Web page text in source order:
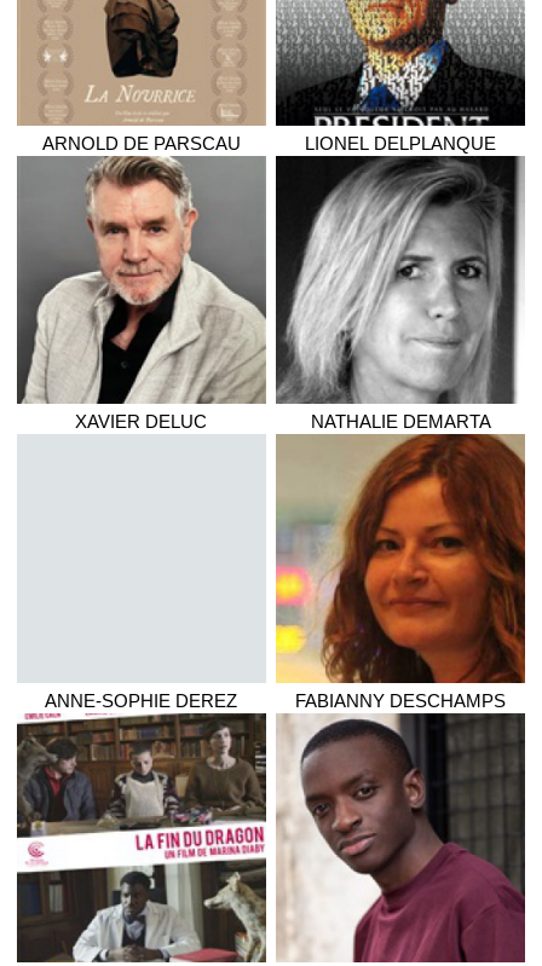
ARNOLD DE PARSCAU LIONEL DELPLANQUE
XAVIER DELUC NATHALIE DEMARTA
ANNE-SOPHIE DEREZ FABIANNY DESCHAMPS